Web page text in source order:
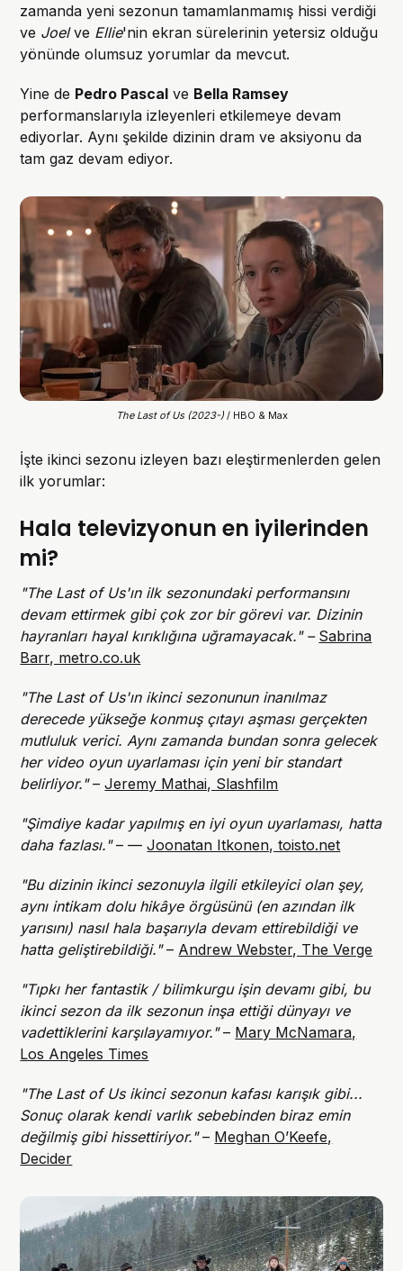
zamanda yeni sezonun tamamlanmamış hissi verdiği
ve Joelve Ellie'nin ekran sürelerinin yetersiz olduğu
yönünde olumsuz yorumlar da mevcut.
Yine de Pedro Pascal ve Bella Ramsey
performanslarıyla izleyenleri etkilemeye devam
ediyorlar. Aynı şekilde dizinin dram ve aksiyonu da
tam gaz devam ediyor.
The Last of Us (2023-) / HBO & Max
İşte ikinci sezonu izleyen bazı eleştirmenlerden gelen
ilk yorumlar:
Hala televizyonun en iyilerinden
mi?
"The Last of Us'ın ilk sezonundaki performansını
devam ettirmek gibi çok zor bir görevi var. Dizinin
hayranları hayal kırıklığına uğramayacak." – Sabrina
Barr, metro.co.uk
"The Last of Us'ın ikinci sezonunun inanılmaz
derecede yükseğe konmuş çıtayı aşması gerçekten
mutluluk verici. Aynı zamanda bundan sonra gelecek
her video oyun uyarlaması için yeni bir standart
belirliyor."–Jeremy Mathai, Slashfilm
"Şimdiye kadar yapılmış en iyi oyun uyarlaması, hatta
daha fazlası."– —Joonatan Itkonen, toisto.net
"Bu dizinin ikinci sezonuyla ilgili etkileyici olan şey,
aynı intikam dolu hikâye örgüsünü (en azından ilk
yarısını) nasıl hala başarıyla devam ettirebildiği ve
hatta geliştirebildiği."– Andrew Webster, The Verge
"Tıpkı her fantastik / bilimkurgu işin devamı gibi, bu
ikinci sezon da ilk sezonun inşa ettiği dünyayı ve
vadettiklerini karşılayamıyor."– Mary McNamara,
Los Angeles Times
"The Last of Us ikinci sezonun kafası karışık gibi...
Sonuç olarak kendi varlık sebebinden biraz emin
değilmiş gibi hissettiriyor."– Meghan O’Keefe,
Decider